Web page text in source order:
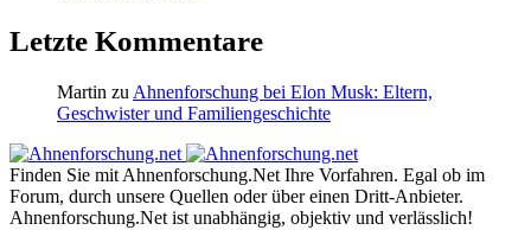
Letzte Kommentare
Martin zu Ahnenforschung bei Elon Musk: Eltern,
Geschwister und Familiengeschichte
Finden Sie mit Ahnenforschung.Net Ihre Vorfahren. Egal ob im
Forum, durch unsere Quellen oder über einen Dritt-Anbieter.
Ahnenforschung.Net ist unabhängig, objektiv und verlässlich!